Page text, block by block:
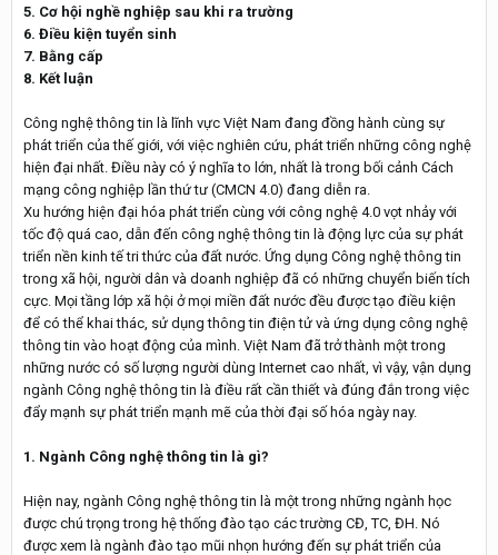
5. Cơ hội nghề nghiệp sau khi ra trường
6. Điều kiện tuyển sinh
7. Bằng cấp
8. Kết luận
Công nghệ thông tin là lĩnh vực Việt Nam đang đồng hành cùng sự
phát triển của thế giới, với việc nghiên cứu, phát triển những công nghệ
hiện đại nhất. Điều này có ý nghĩa to lớn, nhất là trong bối cảnh Cách
mạng công nghiệp lần thứ tư (CMCN 4.0) đang diễn ra.
Xu hướng hiện đại hóa phát triển cùng với công nghệ 4.0 vọt nhảy với
tốc độ quá cao, dẫn đến công nghệ thông tin là động lực của sự phát
triển nền kinh tế tri thức của đất nước. Ứng dụng Công nghệ thông tin
trong xã hội, người dân và doanh nghiệp đã có những chuyển biến tích
cực. Mọi tầng lớp xã hội ở mọi miền đất nước đều được tạo điều kiện
để có thể khai thác, sử dụng thông tin điện tử và ứng dụng công nghệ
thông tin vào hoạt động của mình. Việt Nam đã trở thành một trong
những nước có số lượng người dùng Internet cao nhất, vì vậy, vận dụng
ngành Công nghệ thông tin là điều rất cần thiết và đúng đắn trong việc
đẩy mạnh sự phát triển mạnh mẽ của thời đại số hóa ngày nay.
1. Ngành Công nghệ thông tin là gì?
Hiện nay, ngành Công nghệ thông tin là một trong những ngành học
được chú trọng trong hệ thống đào tạo các trường CĐ, TC, ĐH. Nó
được xem là ngành đào tạo mũi nhọn hướng đến sự phát triển của